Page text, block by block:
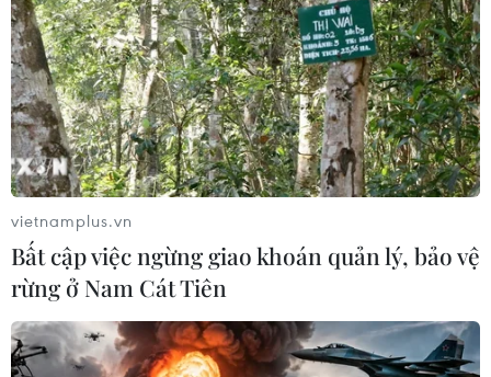
vietnamplus.vn
Bất cập việc ngừng giao khoán quản lý, bảo vệ
rừng ở Nam Cát Tiên